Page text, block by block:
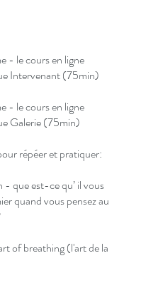
- le cours en ligne
Intervenant (75min)
- le cours en ligne
Galerie (75min)
répéer et pratiquer:
que est-ce qu’ il vous
quand vous pensez au
of breathing (l'art de la